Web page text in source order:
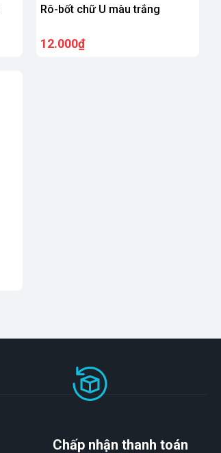
Rô-bốt chữ U màu trắng
12.000₫
Chấp nhận thanh toán